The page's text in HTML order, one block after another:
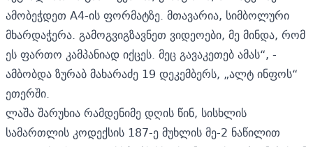
ამობეჭდეთ A4-ის ფორმატზე. მთავარია, სიმბოლური
მხარდაჭერა. გამოგვიგზავნეთ ვიდეოები, მე მინდა, რომ
ეს ფართო კამპანიად იქცეს. მეც გავაკეთებ ამას“, -
ამბობდა ზურაბ მახარაძე 19 დეკემბერს, „ალტ ინფოს“
ეთერში.
ლაშა შარუხია რამდენიმე დღის წინ, სისხლის
სამართლის კოდექსის 187-ე მუხლის მე-2 ნაწილით